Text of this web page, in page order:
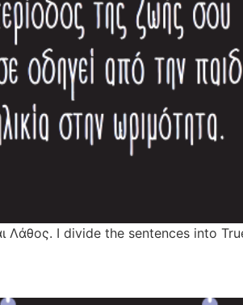
Λάθος. Ι divide the sentences into